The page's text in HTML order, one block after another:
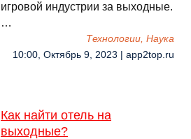
игровой индустрии за выходные.
…
Технологии, Наука
10:00, Октябрь 9, 2023 | app2top.ru
Как найти отель на
выходные?